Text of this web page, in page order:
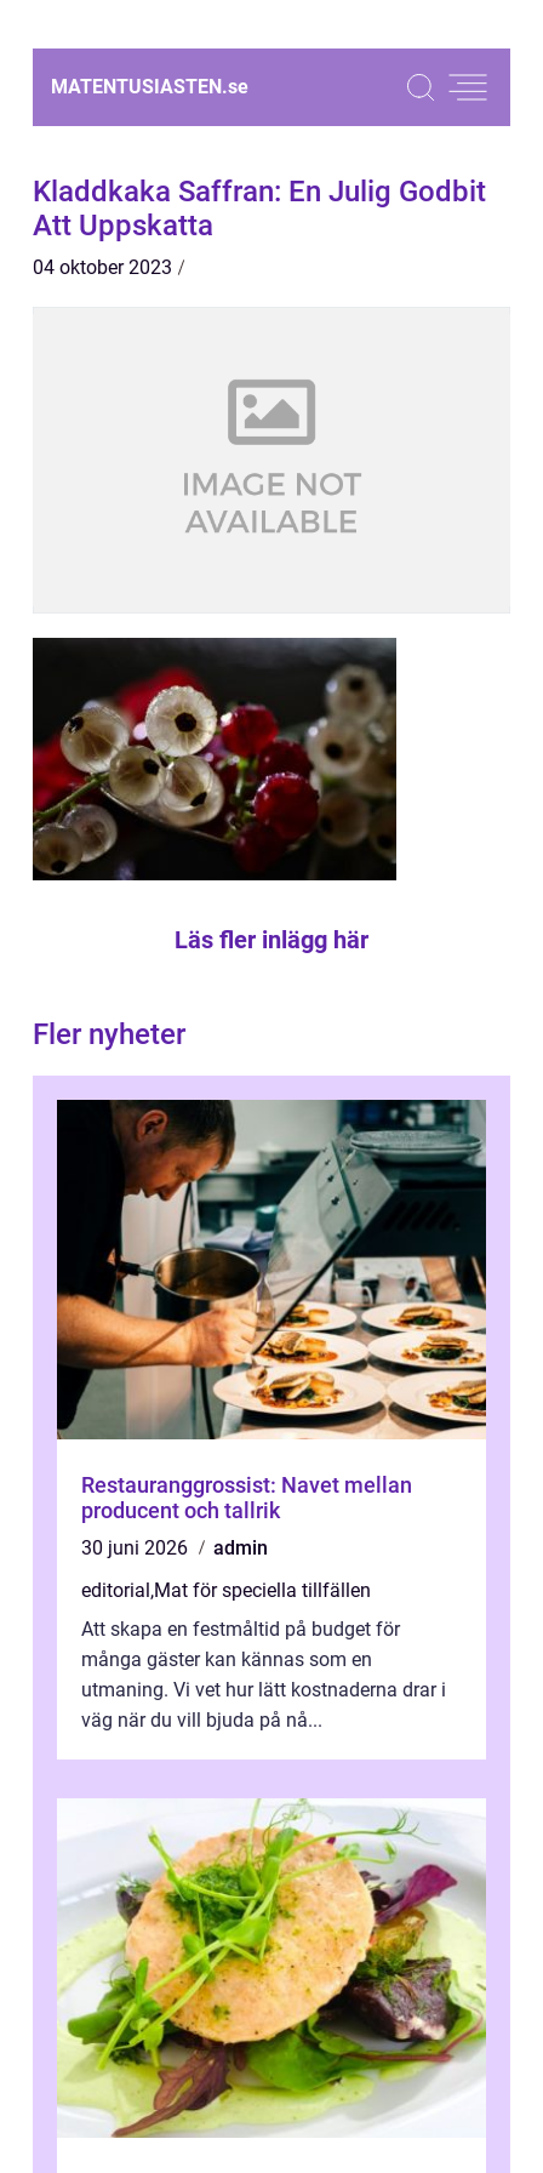
MATENTUSIASTEN.se
Kladdkaka Saffran: En Julig Godbit
Att Uppskatta
04 oktober 2023
Läs fler inlägg här
Fler nyheter
Restauranggrossist: Navet mellan
producent och tallrik
30 juni 2026
admin
editorial,Mat för speciella tillfällen
Att skapa en festmåltid på budget för
många gäster kan kännas som en
utmaning. Vi vet hur lätt kostnaderna drar i
väg när du vill bjuda på nå...